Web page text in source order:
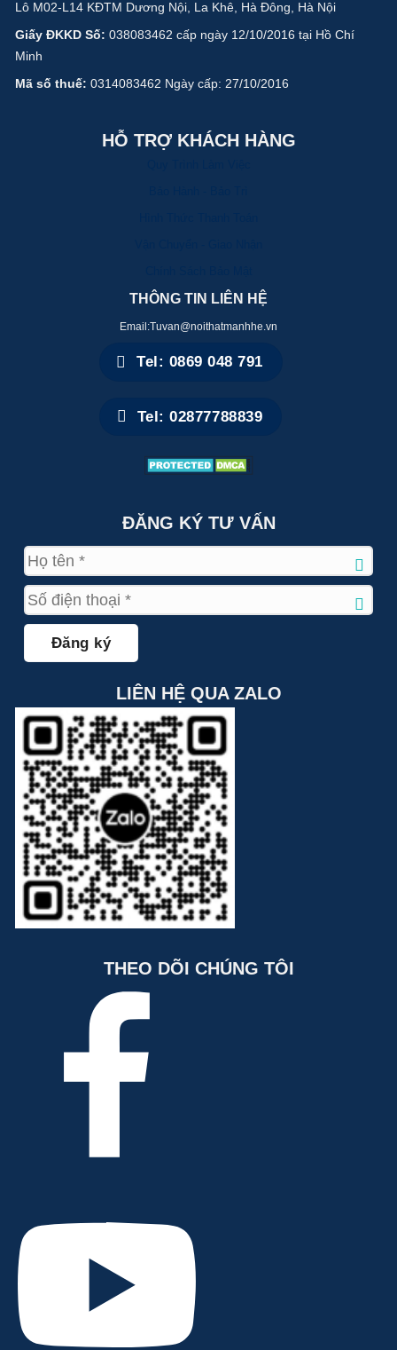
Lô M02-L14 KĐTM Dương Nội, La Khê, Hà Đông, Hà Nội
Giấy ĐKKD Số: 038083462 cấp ngày 12/10/2016 tại Hồ Chí
Minh
Mã số thuế: 0314083462 Ngày cấp: 27/10/2016
HỖ TRỢ KHÁCH HÀNG
THÔNG TIN LIÊN HỆ
Email:Tuvan@noithatmanhhe.vn
Tel: 0869 048 791
Tel: 02877788839
ĐĂNG KÝ TƯ VẤN
LIÊN HỆ QUA ZALO
THEO DÕI CHÚNG TÔI